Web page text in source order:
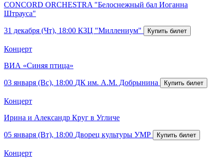
CONCORD ORCHESTRA "Белоснежный бал Иоганна
Штрауса"
31 декабря (Чт), 18:00 КЗЦ "Миллениум"
Концерт
ВИА «Синяя птица»
03 января (Вс), 18:00 ДК им. А.М. Добрынина
Концерт
Ирина и Александр Круг в Угличе
05 января (Вт), 18:00 Дворец культуры УМР
Концерт